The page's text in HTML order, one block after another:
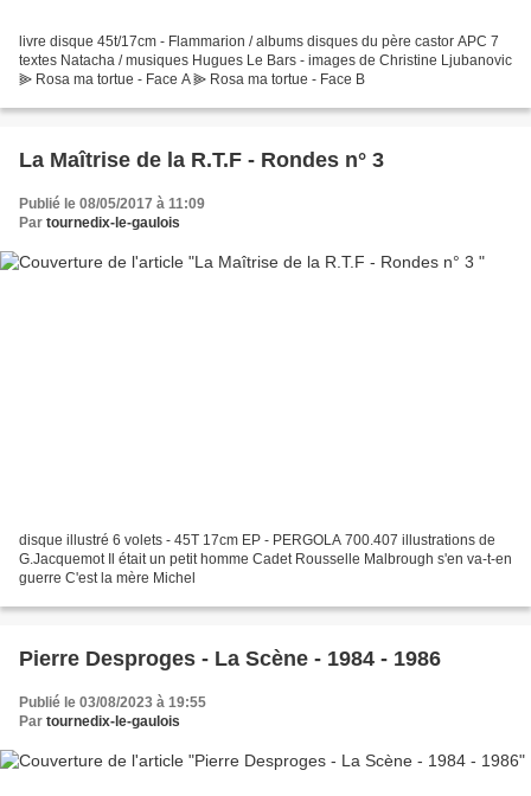
livre disque 45t/17cm - Flammarion / albums disques du père castor APC 7
textes Natacha / musiques Hugues Le Bars - images de Christine Ljubanovic
⫸ Rosa ma tortue - Face A ⫸ Rosa ma tortue - Face B
La Maîtrise de la R.T.F - Rondes n° 3
Publié le 08/05/2017 à 11:09
Par tournedix-le-gaulois
disque illustré 6 volets - 45T 17cm EP - PERGOLA 700.407 illustrations de
G.Jacquemot Il était un petit homme Cadet Rousselle Malbrough s'en va-t-en
guerre C'est la mère Michel
Pierre Desproges - La Scène - 1984 - 1986
Publié le 03/08/2023 à 19:55
Par tournedix-le-gaulois